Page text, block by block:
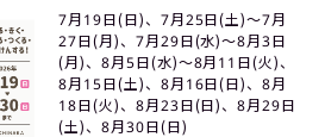
7月19日(日)、7月25日(土)〜7月
27日(月)、7月29日(水)〜8月3日
(月)、8月5日(水)〜8月11日(火)、
8月15日(土)、8月16日(日)、8月
18日(火)、8月23日(日)、8月29日
(土)、8月30日(日)